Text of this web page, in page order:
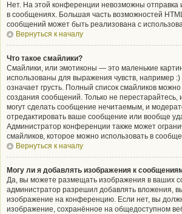
Нет. На этой конференции невозможны отправка
в сообщениях. Большая часть возможностей
сообщений может быть реализована с
Вернуться к началу
Что такое смайлики?
Смайлики, или эмотиконы — это маленькие
использованы для выражения чувств, например :)
означает грусть. Полный список смайликов
создания сообщений. Только не перестарайтесь,
могут сделать сообщение нечитаемым, и
отредактировать ваше сообщение или вообще
Администратор конференции также может
смайликов, которое можно использовать в
Вернуться к началу
Могу ли я добавлять изображения к
Да, вы можете размещать изображения в ваших
администратор разрешил добавлять вложения,
изображение на конференцию. Если нет, вы
изображение, сохранённое на общедоступном